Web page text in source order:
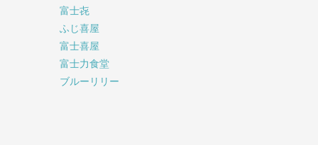
富士㐂
ふじ喜屋
富士喜屋
富士力食堂
ブルーリリー